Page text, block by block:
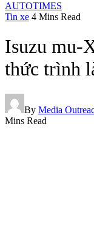
AUTOTIMES
Tin xe 4 Mins Read
Isuzu mu-
thức trình
By Media
Mins Read